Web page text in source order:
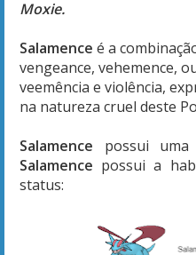
Moxie.
Salamence é a
vengeance, vehemence,
veemência e violência,
na natureza cruel deste
Salamence possui uma
Salamence possui a
status: